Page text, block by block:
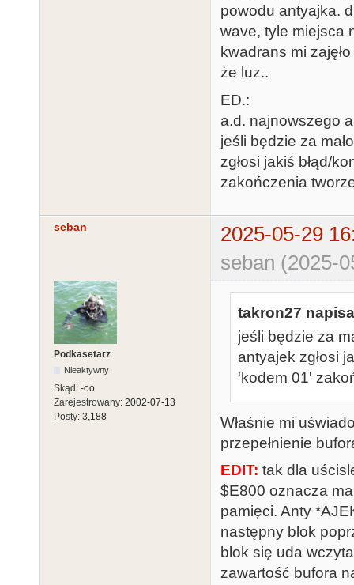
powodu antyajka.
wave, tyle miejsca
kwadrans mi
że luz..
ED.:
a.d. najnowszego
jeśli będzie za
zgłosi jakiś błąd/
zakończenia
seban
2025-05-29
seban (2025-
Podkasetarz
Nieaktywny
Skąd: -oo
Zarejestrowany: 2002-07-13
Posty: 3,188
takron27
jeśli będzie za
antyajek zgłosi
'kodem 01'
Właśnie mi
przepełnienie
EDIT: tak dla
$E800 oznacza
pamięci. Anty
następny blok
blok się uda
zawartość bufora